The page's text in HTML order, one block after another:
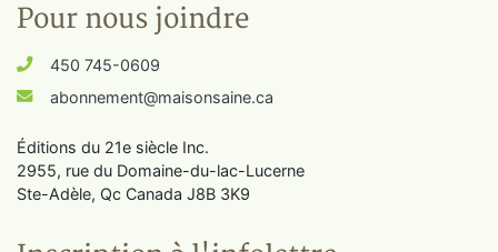
Pour nous joindre
450 745-0609
abonnement@maisonsaine.ca
Éditions du 21e siècle Inc.
2955, rue du Domaine-du-lac-Lucerne
Ste-Adèle, Qc Canada J8B 3K9